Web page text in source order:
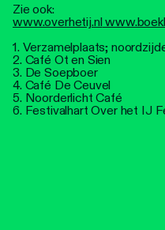
Zie ook:
www.overhetij.nl
1. Verzamelplaats;
2. Café Ot en Sien
3. De Soepboer
4. Café De Ceuvel
5. Noorderlicht Café
6. Festivalhart Over het IJ